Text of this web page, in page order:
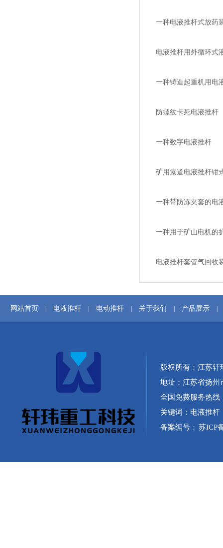
一种电液推杆式放药
电液推杆用外循环式
一种铸造起重机用电
防螺纹卡死电液推杆
一种数字电液推杆
矿用索道电液推杆钳
一种带防冻夹套的电
一种用于矿山电机的
电液推杆套管气回收
网站首页 电液推杆 电动推杆 关于我们 产品展示
版权所有：江苏轩
地址：江苏省扬州
全国免费服务热线
关键词： 电液推杆
备案编号：苏ICP